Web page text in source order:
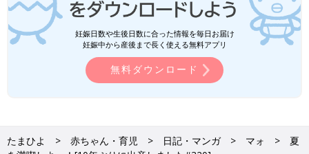
妊娠日数や生後日数に合った情報を毎日お届け
妊娠中から産後まで長く使える無料アプリ
無料ダウンロード
たまひよ 赤ちゃん・育児 日記・マンガ マォ
夏